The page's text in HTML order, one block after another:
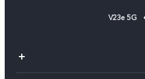
غشاء حماية (مثبت)
V23e 5G